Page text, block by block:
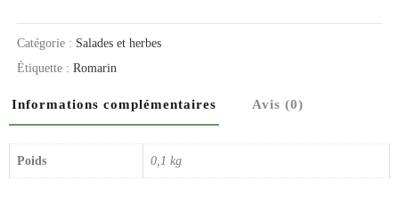
Catégorie : Salades et herbes
Étiquette :Romarin
Informations complémentaires Avis (0)
Poids 0,1 kg